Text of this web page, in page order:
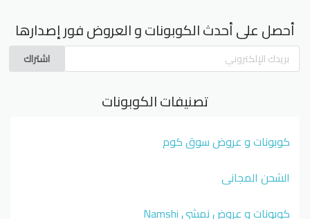
أحصل على أحدث الكوبونات و العروض فور إصدارها
اشتراك
تصنيفات الكوبونات
كوبونات و عروض سوق كوم
الشحن المجاني
كوبونات و عروض نمشي Namshi